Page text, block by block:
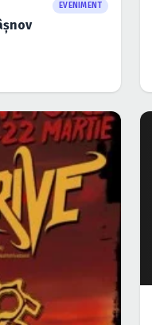
EVENIMENT